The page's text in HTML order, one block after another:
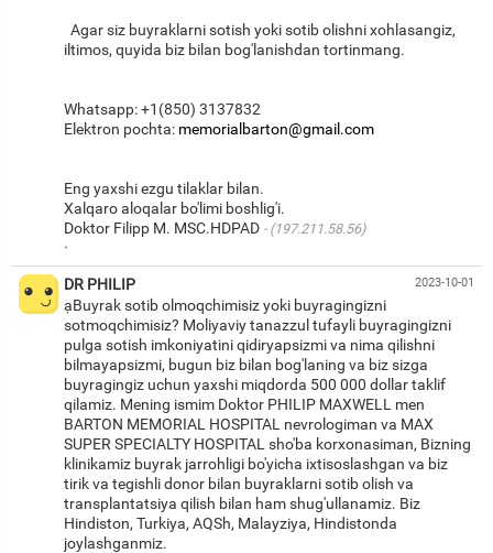
Agar siz buyraklarni sotish yoki sotib olishni xohlasangiz,
iltimos, quyida biz bilan bog'lanishdan tortinmang.
Whatsapp: +1(850) 3137832
Elektron pochta: memorialbarton@gmail.com
Eng yaxshi ezgu tilaklar bilan.
Xalqaro aloqalar bo'limi boshlig'i.
Doktor Filipp M. MSC.HDPAD
(197.211.58.56)
·
2023-10-01
DR PHILIP
ạBuyrak sotib olmoqchimisiz yoki buyragingizni
sotmoqchimisiz? Moliyaviy tanazzul tufayli buyragingizni
pulga sotish imkoniyatini qidiryapsizmi va nima qilishni
bilmayapsizmi, bugun biz bilan bog'laning va biz sizga
buyragingiz uchun yaxshi miqdorda 500 000 dollar taklif
qilamiz. Mening ismim Doktor PHILIP MAXWELL men
BARTON MEMORIAL HOSPITAL nevrologiman va MAX
SUPER SPECIALTY HOSPITAL sho'ba korxonasiman, Bizning
klinikamiz buyrak jarrohligi bo'yicha ixtisoslashgan va biz
tirik va tegishli donor bilan buyraklarni sotib olish va
transplantatsiya qilish bilan ham shug'ullanamiz. Biz
Hindiston, Turkiya, AQSh, Malayziya, Hindistonda
joylashganmiz.